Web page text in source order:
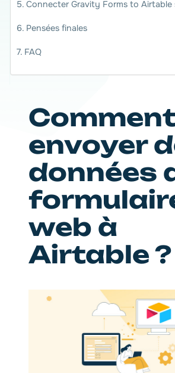
envoyer
données
web à
Airtable ?
Connecter Gravity Forms to Airtable
Pensées finales
FAQ